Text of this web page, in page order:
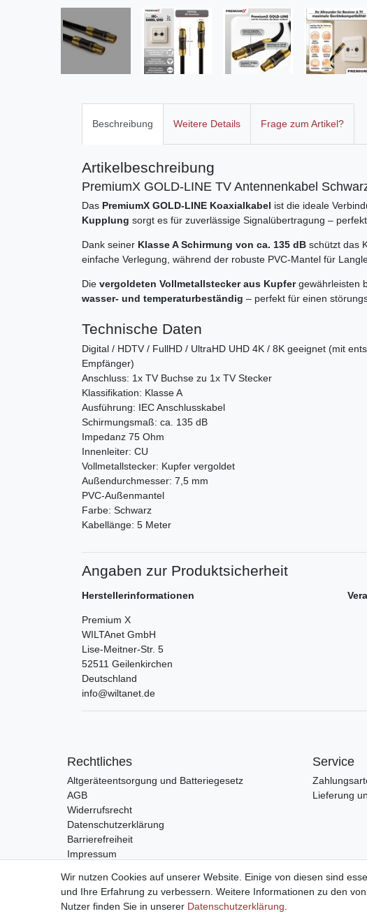
Beschreibung Weitere Details Frage zum Artikel?
Artikelbeschreibung
PremiumX GOLD-LINE TV Antennenkabel
Das PremiumX GOLD-LINE Koaxialkabel ist die ideale
Kupplung sorgt es für zuverlässige Signalübertragung –
Dank seiner Klasse A Schirmung von ca. 135 dB schützt das
einfache Verlegung, während der robuste PVC-Mantel für
Die vergoldeten Vollmetallstecker aus Kupfergewährleisten
wasser- und temperaturbeständig – perfekt für einen
Technische Daten
Digital / HDTV / FullHD / UltraHD UHD 4K / 8K geeignet (mit
Empfänger)
Anschluss: 1x TV Buchse zu 1x TV Stecker
Klassifikation: Klasse A
Ausführung: IEC Anschlusskabel
Schirmungsmaß: ca. 135 dB
Impedanz 75 Ohm
Innenleiter: CU
Vollmetallstecker: Kupfer vergoldet
Außendurchmesser: 7,5 mm
PVC-Außenmantel
Farbe: Schwarz
Kabellänge: 5 Meter
Angaben zur Produktsicherheit
Herstellerinformationen
Premium X
WILTAnet GmbH
Lise-Meitner-Str. 5
52511 Geilenkirchen
Deutschland
info@wiltanet.de
Rechtliches
Altgeräteentsorgung und Batteriegesetz
AGB
Widerrufsrecht
Datenschutzerklärung
Barrierefreiheit
Impressum
Service
Lieferung
Vertrag widerrufen
Wir nutzen Cookies auf unserer Website. Einige von diesen sind
und Ihre Erfahrung zu verbessern. Weitere Informationen zu den
Nutzer finden Sie in unserer Daten­schutz­erklärung